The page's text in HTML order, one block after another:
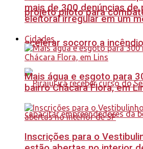
projeto piloto para
acelerar socorro a
mais de 300 denúncias de
eleitoral irregular em um
Cidades
Mais água e esgoto para
bairro Chácara Flora, em
Inscrições para o